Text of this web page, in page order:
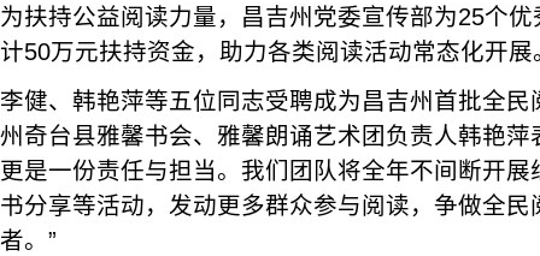
为扶持公益阅读力量，昌吉州党委宣传部为25个
计50万元扶持资金，助力各类阅读活动常态化开展
李健、韩艳萍等五位同志受聘成为昌吉州首批全
州奇台县雅馨书会、雅馨朗诵艺术团负责人韩艳萍
更是一份责任与担当。我们团队将全年不间断开
书分享等活动，发动更多群众参与阅读，争做全
者。”